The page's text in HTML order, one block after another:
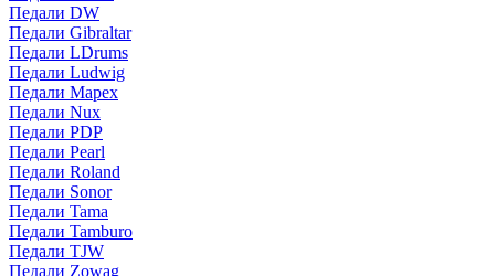
Педали DW
Педали Gibraltar
Педали LDrums
Педали Ludwig
Педали Mapex
Педали Nux
Педали PDP
Педали Pearl
Педали Roland
Педали Sonor
Педали Tama
Педали Tamburo
Педали TJW
Педали Zowag